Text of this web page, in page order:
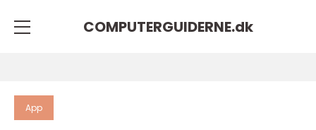
COMPUTERGUIDERNE.dk
App